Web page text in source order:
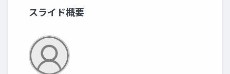
スライド概要